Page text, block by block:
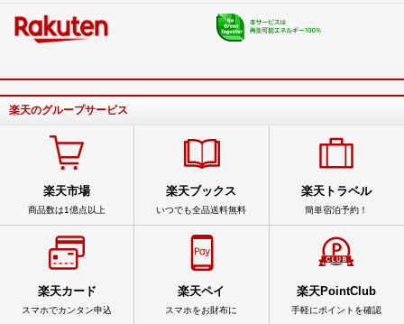
楽天のグループサービス
楽天市場
商品数は1億点以上
楽天ブックス
いつでも全品送料無料
楽天トラベル
簡単宿泊予約！
楽天カード
スマホでカンタン申込
楽天ペイ
スマホをお財布に
楽天PointClub
手軽にポイントを確認